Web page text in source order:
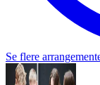
Se flere